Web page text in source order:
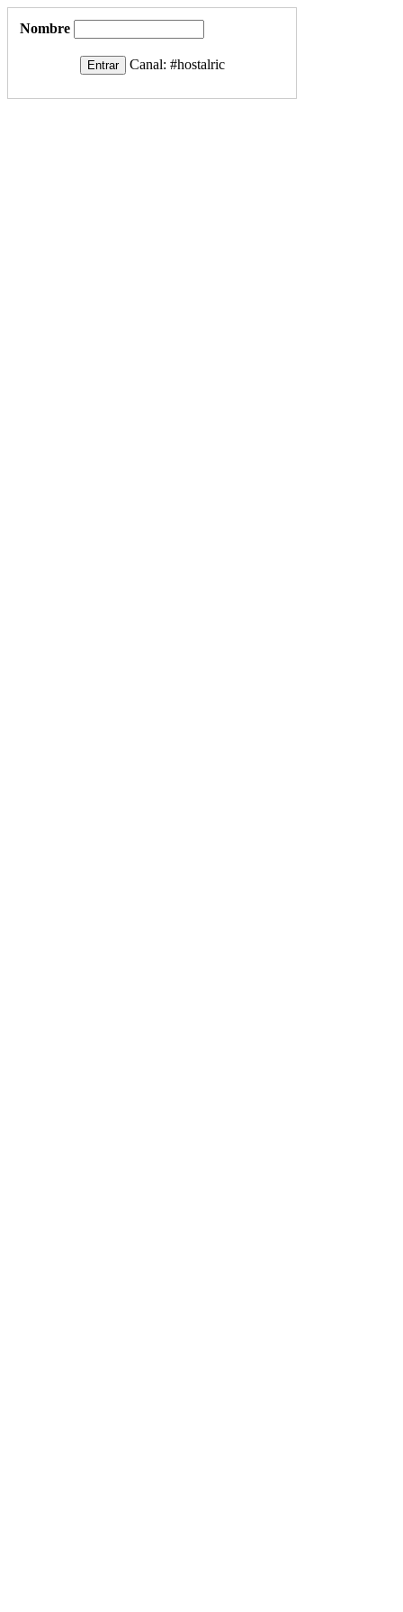
Nombre
Canal: #hostalric